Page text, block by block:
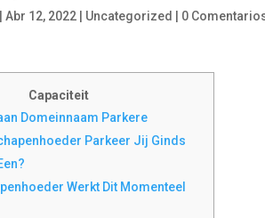
|Abr 12, 2022 Uncategorized 0
Capaciteit
Domeinnaam Parkere
Parkeer Jij Ginds
Werkt Dit Momenteel